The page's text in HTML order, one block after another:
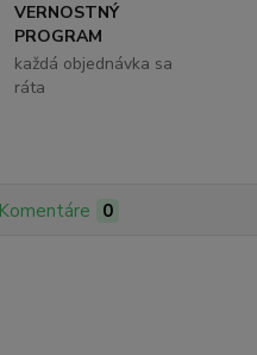
VERNOSTNÝ
PROGRAM
každá objednávka sa
ráta
0